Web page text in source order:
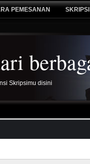
PEMESANAN
Skripsimu disini